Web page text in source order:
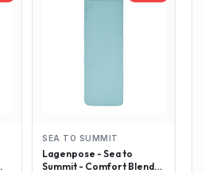
SEA TO SUMMIT
Lagenpose - Sea to
Summit - Comfort Blend